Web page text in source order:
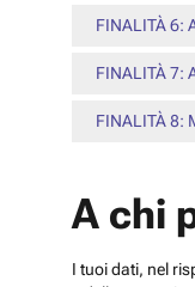
FINALITÀ 6:
FINALITÀ 7:
FINALITÀ 8:
A chi
I tuoi dati, nel